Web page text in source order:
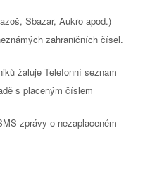
Sbazar, Aukro apod.)
zahraničních čísel.
žaluje Telefonní seznam
s placeným číslem
zprávy o nezaplaceném